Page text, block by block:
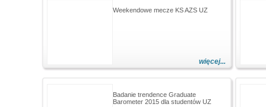
więcej...
Weekendowe mecze KS AZS UZ
Badanie trendence Graduate
Barometer 2015 dla studentów UZ